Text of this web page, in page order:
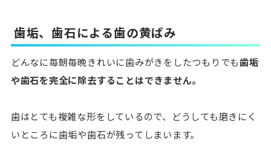
歯垢、歯石による歯の黄ばみ
どんなに毎朝毎晩きれいに歯みがきをしたつもりでも歯垢
や歯石を完全に除去することはできません。
歯はとても複雑な形をしているので、どうしても磨きにく
いところに歯垢や歯石が残ってしまいます。